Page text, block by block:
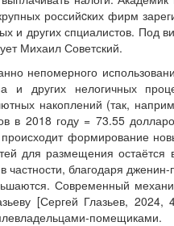
российcких фирм
и других спциалистов. Под
Михаил Советский.
непомерного
и других нелогичных
накоплений (так,
в 2018 году = 73.55
формирование
для размещения
благодаря дженин-
Современный
[Сергей Глазьев, 2024,
помещиками.